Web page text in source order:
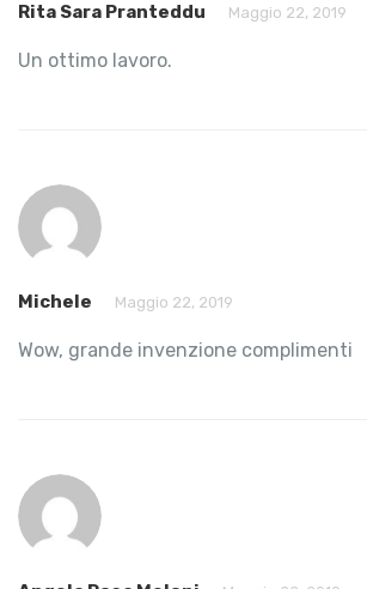
Rita Sara Pranteddu Maggio 22, 2019
Un ottimo lavoro.
Michele Maggio 22, 2019
Wow, grande invenzione complimenti